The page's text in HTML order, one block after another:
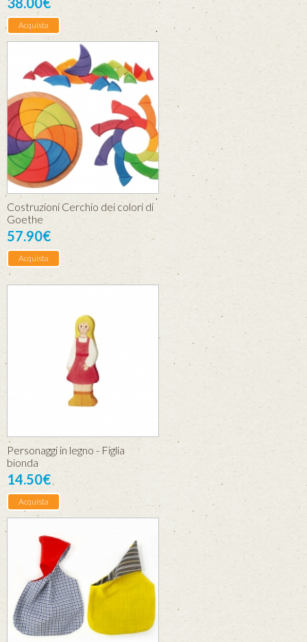
Acquista
Costruzioni Cerchio dei colori di
Goethe
57.90€
Acquista
Personaggi in legno - Figlia
bionda
14.50€
Acquista